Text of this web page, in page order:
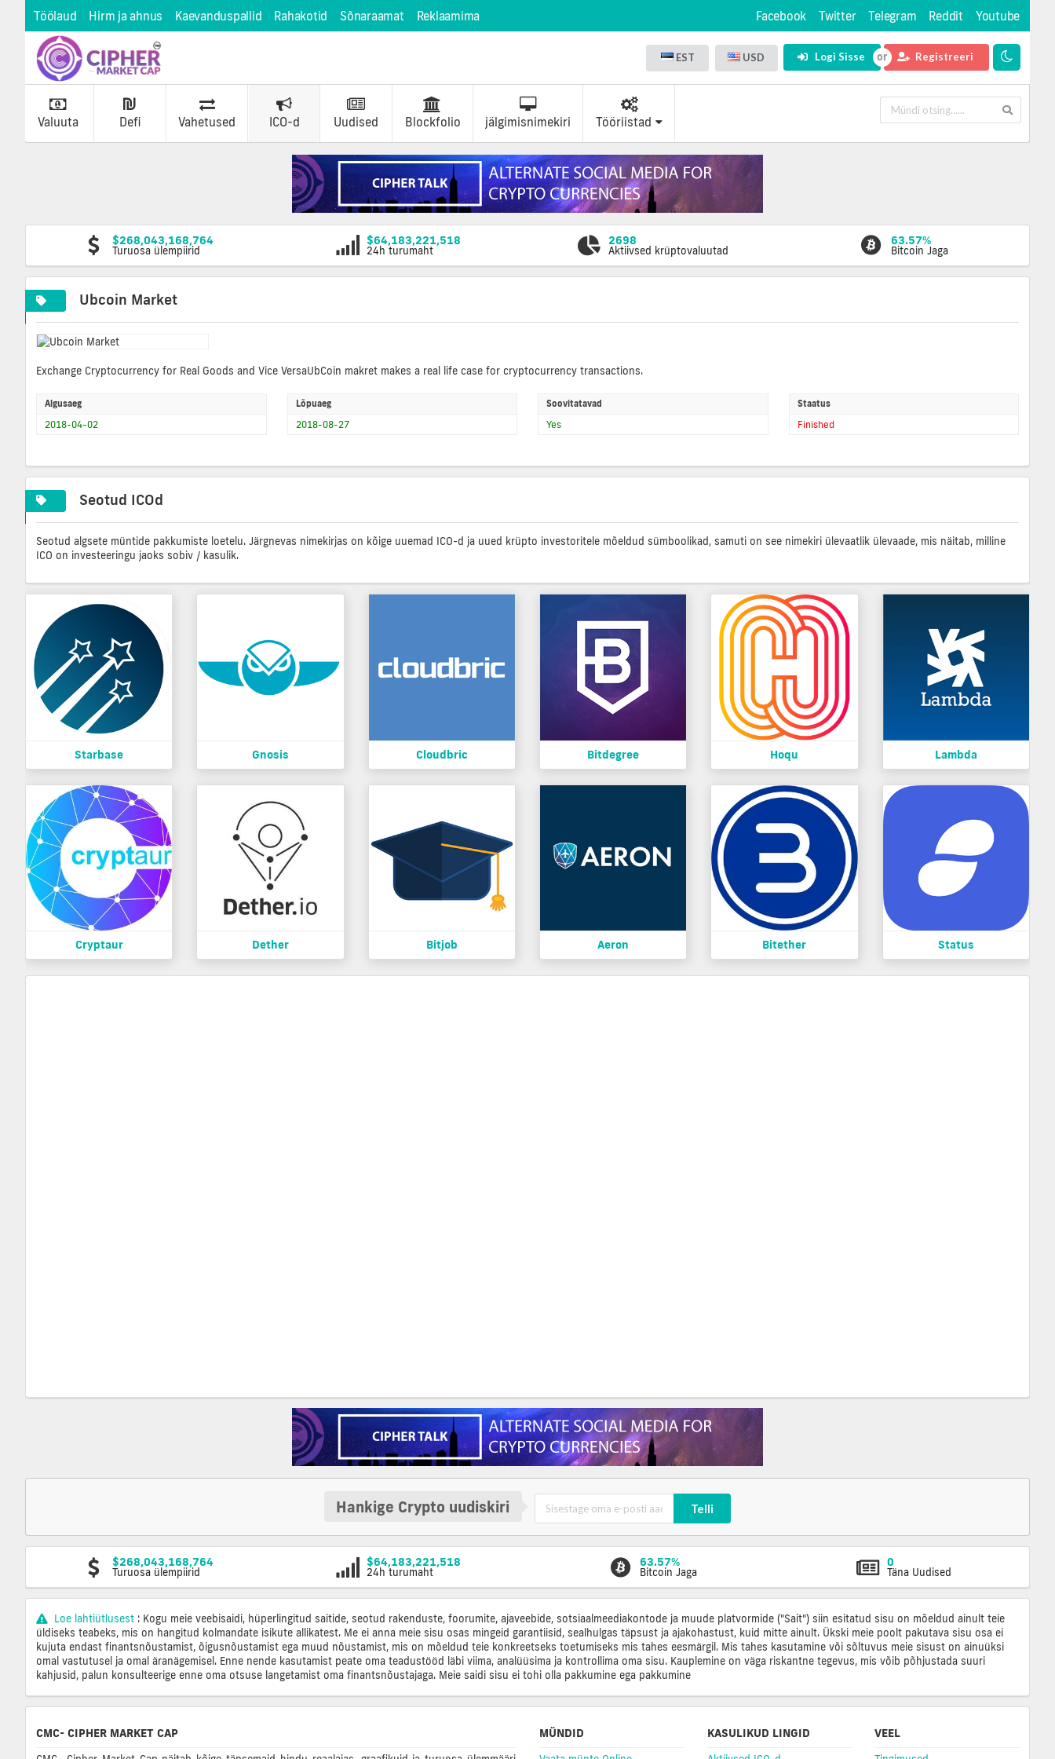
Töölaud Hirm ja ahnus Kaevanduspallid Rahakotid Sõnaraamat Reklaamima Facebook Twitter Telegram Reddit Youtube
EST USD Logi Sisse Registreeri
Valuuta Defi Vahetused ICO-d Uudised Blockfolio jälgimisnimekiri Tööriistad
$268,043,168,764
Turuosa ülempiirid
$64,183,221,518
24h turumaht
2698
Aktiivsed krüptovaluutad
63.57%
Bitcoin Jaga
Ubcoin Market
Exchange Cryptocurrency for Real Goods and Vice VersaUbCoin makret makes a real life case for cryptocurrency transactions.
Algusaeg
2018-04-02
Lõpuaeg
2018-08-27
Soovitatavad
Yes
Staatus
Finished
Seotud ICOd
Seotud algsete müntide pakkumiste loetelu. Järgnevas nimekirjas on kõige uuemad ICO-d ja uued krüpto investoritele mõeldud sümboolikad, samuti on see nimekiri ülevaatlik ülevaade, mis näitab, milline
ICO on investeeringu jaoks sobiv / kasulik.
Starbase Gnosis Cloudbric Bitdegree Hoqu Lambda
Cryptaur Dether Bitjob Aeron Bitether Status
Hankige Crypto uudiskiri Telli
$268,043,168,764
Turuosa ülempiirid
$64,183,221,518
24h turumaht
63.57%
Bitcoin Jaga
0
Täna Uudised
Loe lahtiütlusest : Kogu meie veebisaidi, hüperlingitud saitide, seotud rakenduste, foorumite, ajaveebide, sotsiaalmeediakontode ja muude platvormide ("Sait") siin esitatud sisu on mõeldud ainult teie
üldiseks teabeks, mis on hangitud kolmandate isikute allikatest. Me ei anna meie sisu osas mingeid garantiisid, sealhulgas täpsust ja ajakohastust, kuid mitte ainult. Ükski meie poolt pakutava sisu osa ei
kujuta endast finantsnõustamist, õigusnõustamist ega muud nõustamist, mis on mõeldud teie konkreetseks toetumiseks mis tahes eesmärgil. Mis tahes kasutamine või sõltuvus meie sisust on ainuüksi
omal vastutusel ja omal äranägemisel. Enne nende kasutamist peate oma teadustööd läbi viima, analüüsima ja kontrollima oma sisu. Kauplemine on väga riskantne tegevus, mis võib põhjustada suuri
kahjusid, palun konsulteerige enne oma otsuse langetamist oma finantsnõustajaga. Meie saidi sisu ei tohi olla pakkumine ega pakkumine
CMC- CIPHER MARKET CAP MÜNDID KASULIKUD LINGID VEEL